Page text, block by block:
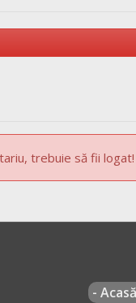
trebuie să fii logat!
-